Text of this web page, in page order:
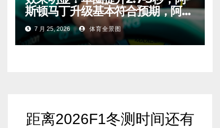
斯顿马丁升级基本符合预期，阿隆
索有望在匈牙利进入Q2！
7 月 25, 2026 体育全景图
距离2026F1冬测时间还有